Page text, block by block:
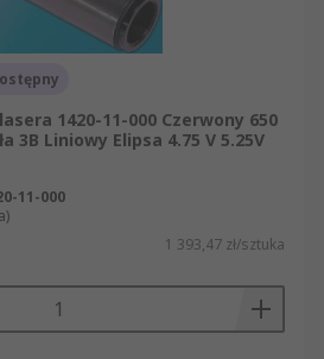
1420-11-000 Czerwony 650
3B Liniowy Elipsa 4.75 V 5.25V
11-000
1 393,47 zł/sztuka